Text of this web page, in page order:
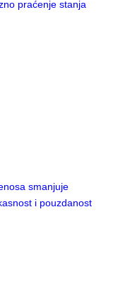
praćenje stanja
smanjuje
i pouzdanost